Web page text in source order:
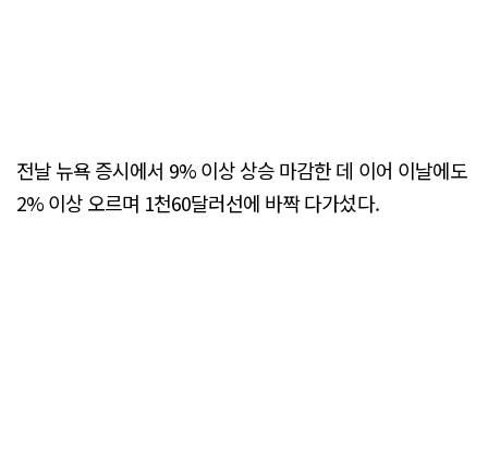
전날 뉴욕 증시에서 9% 이상 상승 마감한 데 이어 이날에도
2% 이상 오르며 1천60달러선에 바짝 다가섰다.